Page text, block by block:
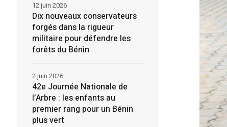
Dix nouveaux conservateurs
forgés dans la rigueur
militaire pour défendre les
forêts du Bénin
12 juin 2026
42e Journée Nationale de
l’Arbre : les enfants au
premier rang pour un Bénin
plus vert
2 juin 2026